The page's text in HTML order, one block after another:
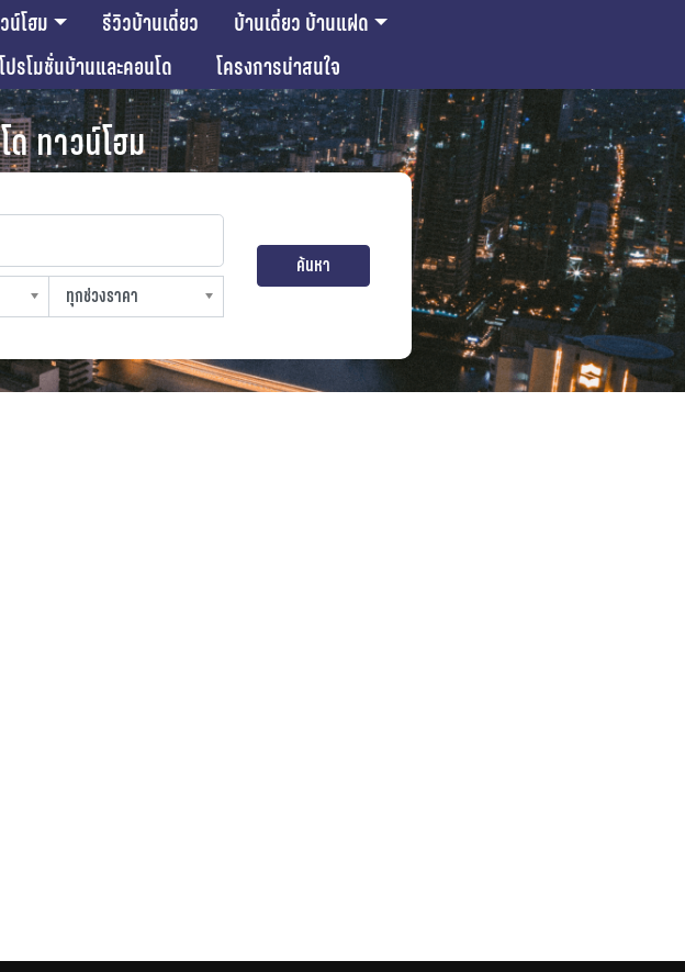
น์โฮม รีวิวบ้านเดี่ยว
บ้านเดี่ยว บ้านแฝด
โปรโมชั่นบ้านและคอนโด โครงการน่าสนใจ
ทาวน์โฮม
ทุกช่วงราคา
ค้นหา